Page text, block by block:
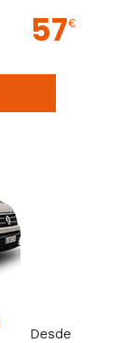
57€
Desde